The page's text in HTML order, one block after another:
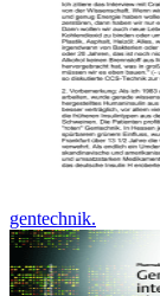
gentechnik.